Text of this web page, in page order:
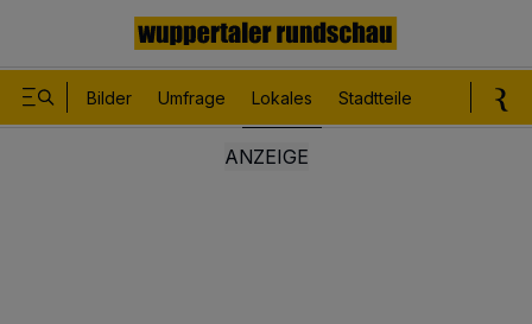
Bilder Umfrage Lokales Stadtteile